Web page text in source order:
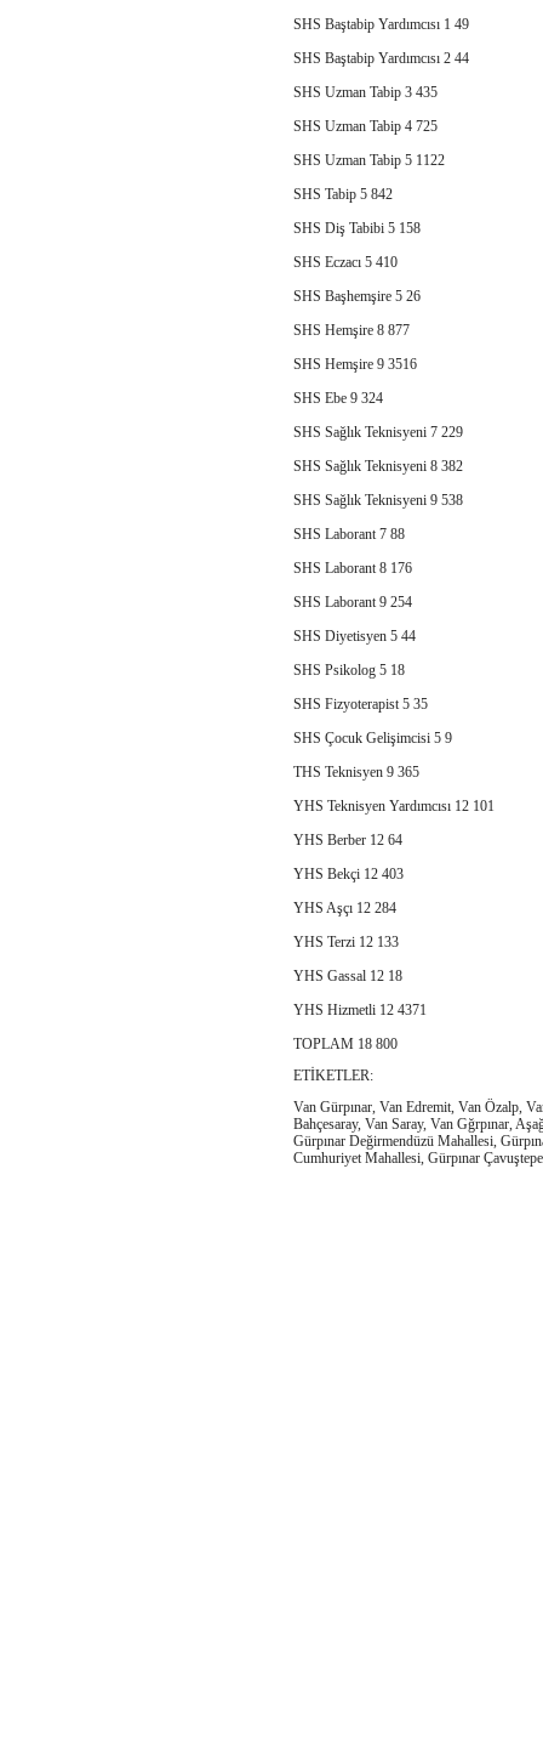
SHS Baştabip Yardımcısı 1 49
SHS Baştabip Yardımcısı 2 44
SHS Uzman Tabip 3 435
SHS Uzman Tabip 4 725
SHS Uzman Tabip 5 1122
SHS Tabip 5 842
SHS Diş Tabibi 5 158
SHS Eczacı 5 410
SHS Başhemşire 5 26
SHS Hemşire 8 877
SHS Hemşire 9 3516
SHS Ebe 9 324
SHS Sağlık Teknisyeni 7 229
SHS Sağlık Teknisyeni 8 382
SHS Sağlık Teknisyeni 9 538
SHS Laborant 7 88
SHS Laborant 8 176
SHS Laborant 9 254
SHS Diyetisyen 5 44
SHS Psikolog 5 18
SHS Fizyoterapist 5 35
SHS Çocuk Gelişimcisi 5 9
THS Teknisyen 9 365
YHS Teknisyen Yardımcısı 12 101
YHS Berber 12 64
YHS Bekçi 12 403
YHS Aşçı 12 284
YHS Terzi 12 133
YHS Gassal 12 18
YHS Hizmetli 12 4371
TOPLAM 18 800
ETİKETLER:
Van Gürpınar, Van Edremit, Van Özalp,
Bahçesaray, Van Saray, Van Gğrpınar,
Gürpınar Değirmendüzü Mahallesi,
Cumhuriyet Mahallesi, Gürpınar